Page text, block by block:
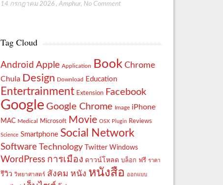
14 กรกฎาคม 2026 ,Amphur, No Comment
Tag Cloud
Android Apple Application Book Chrome
Chula Design Download Education
Entertrainment Extension Facebook
Google Google Chrome Image iPhone
MAC Medical Microsoft Movie OSX Plugin Reviews
Science Smartphone Social Network
Software Technology Twitter Windows
WordPress การเมือง ดาวน์โหลด บล็อก ฟรี ราคา
รีวิว วิทยาศาสตร์ สังคม หนัง หนังสือ ออกแบบ